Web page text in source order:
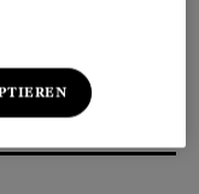
Obst oder